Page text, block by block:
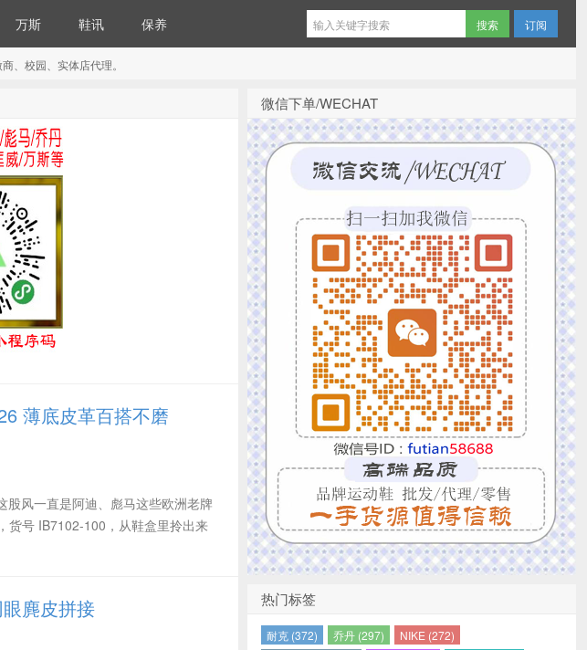
万斯 鞋讯 保养 订阅
、校园、实体店代理。
薄底皮革百搭不磨
股风一直是阿迪、彪马这些欧洲老牌
货号 IB7102-100，从鞋盒里拎出来
麂皮拼接
微信下单/WECHAT
热门标签
耐克 (372) 乔丹 (297)
NIKE (272)